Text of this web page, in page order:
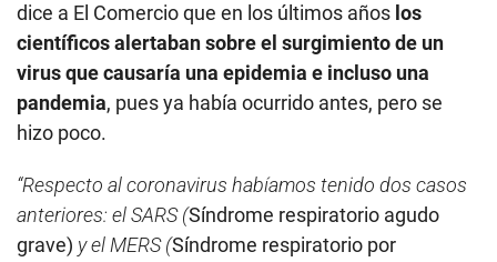
dice a El Comercio que en los últimos años los
científicos alertaban sobre el surgimiento de un
virus que causaría una epidemia e incluso una
pandemia, pues ya había ocurrido antes, pero se
hizo poco.
“Respecto al coronavirus habíamos tenido dos casos
anteriores: el SARS (Síndrome respiratorio agudo
grave) y el MERS (Síndrome respiratorio por